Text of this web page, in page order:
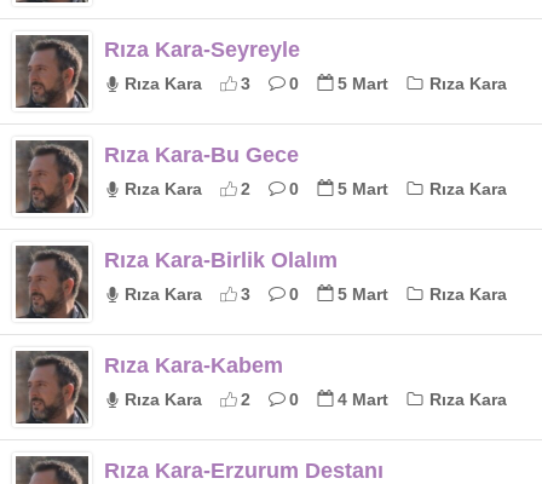
Rıza Kara-Seyreyle
Rıza Kara 3 0 5 Mart Rıza Kara
Rıza Kara-Bu Gece
Rıza Kara 2 0 5 Mart Rıza Kara
Rıza Kara-Birlik Olalım
Rıza Kara 3 0 5 Mart Rıza Kara
Rıza Kara-Kabem
Rıza Kara 2 0 4 Mart Rıza Kara
Rıza Kara-Erzurum Destanı